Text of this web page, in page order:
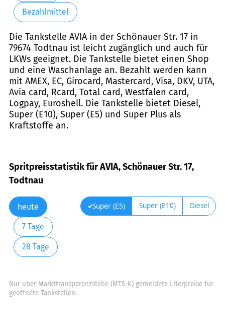
Bezahlmittel
Die Tankstelle AVIA in der Schönauer Str. 17 in
79674 Todtnau ist leicht zugänglich und auch für
LKWs geeignet. Die Tankstelle bietet einen Shop
und eine Waschanlage an. Bezahlt werden kann
mit AMEX, EC, Girocard, Mastercard, Visa, DKV, UTA,
Avia card, Rcard, Total card, Westfalen card,
Logpay, Euroshell. Die Tankstelle bietet Diesel,
Super (E10), Super (E5) und Super Plus als
Kraftstoffe an.
Spritpreisstatistik für AVIA, Schönauer Str. 17,
Todtnau
heute
7 Tage
28 Tage
Super (E5) Super (E10) Diesel
Nur über Markttransparenzstelle (MTS-K) gemeldete Literpreise für
geöffnete Tankstellen.